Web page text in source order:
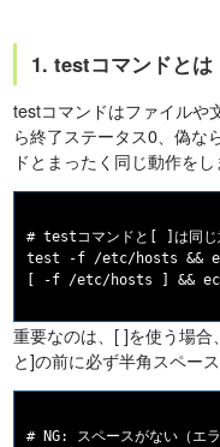
1. testコマンドとは
testコマンドはファイルや
ら終了ステータス0、偽な
ドとまったく同じ動作をし
# testコマンドと[ ]は同じ
test -f /etc/hosts &&
重要なのは、[ ]を使う場
と]の前に必ず半角スペー
# NG: スペースがない（エラ